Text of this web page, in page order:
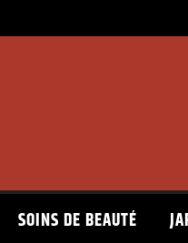
SOINS DE BEAUTÉ